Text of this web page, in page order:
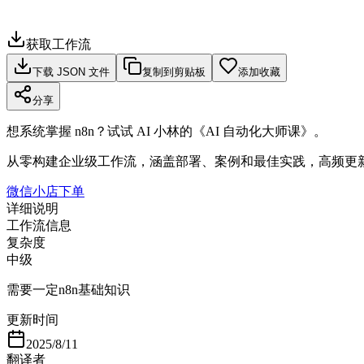
获取工作流
下载 JSON 文件 复制到剪贴板 添加收藏
分享
想系统掌握 n8n？试试 AI 小林的《AI 自动化大师课》。
从零构建企业级工作流，涵盖部署、案例和最佳实践，高频更
微信小店下单
详细说明
工作流信息
复杂度
中级
需要一定n8n基础知识
更新时间
2025/8/11
翻译者